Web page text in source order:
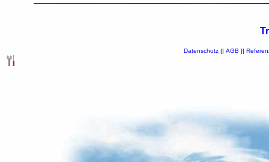
Datenschutz|| AGB ||